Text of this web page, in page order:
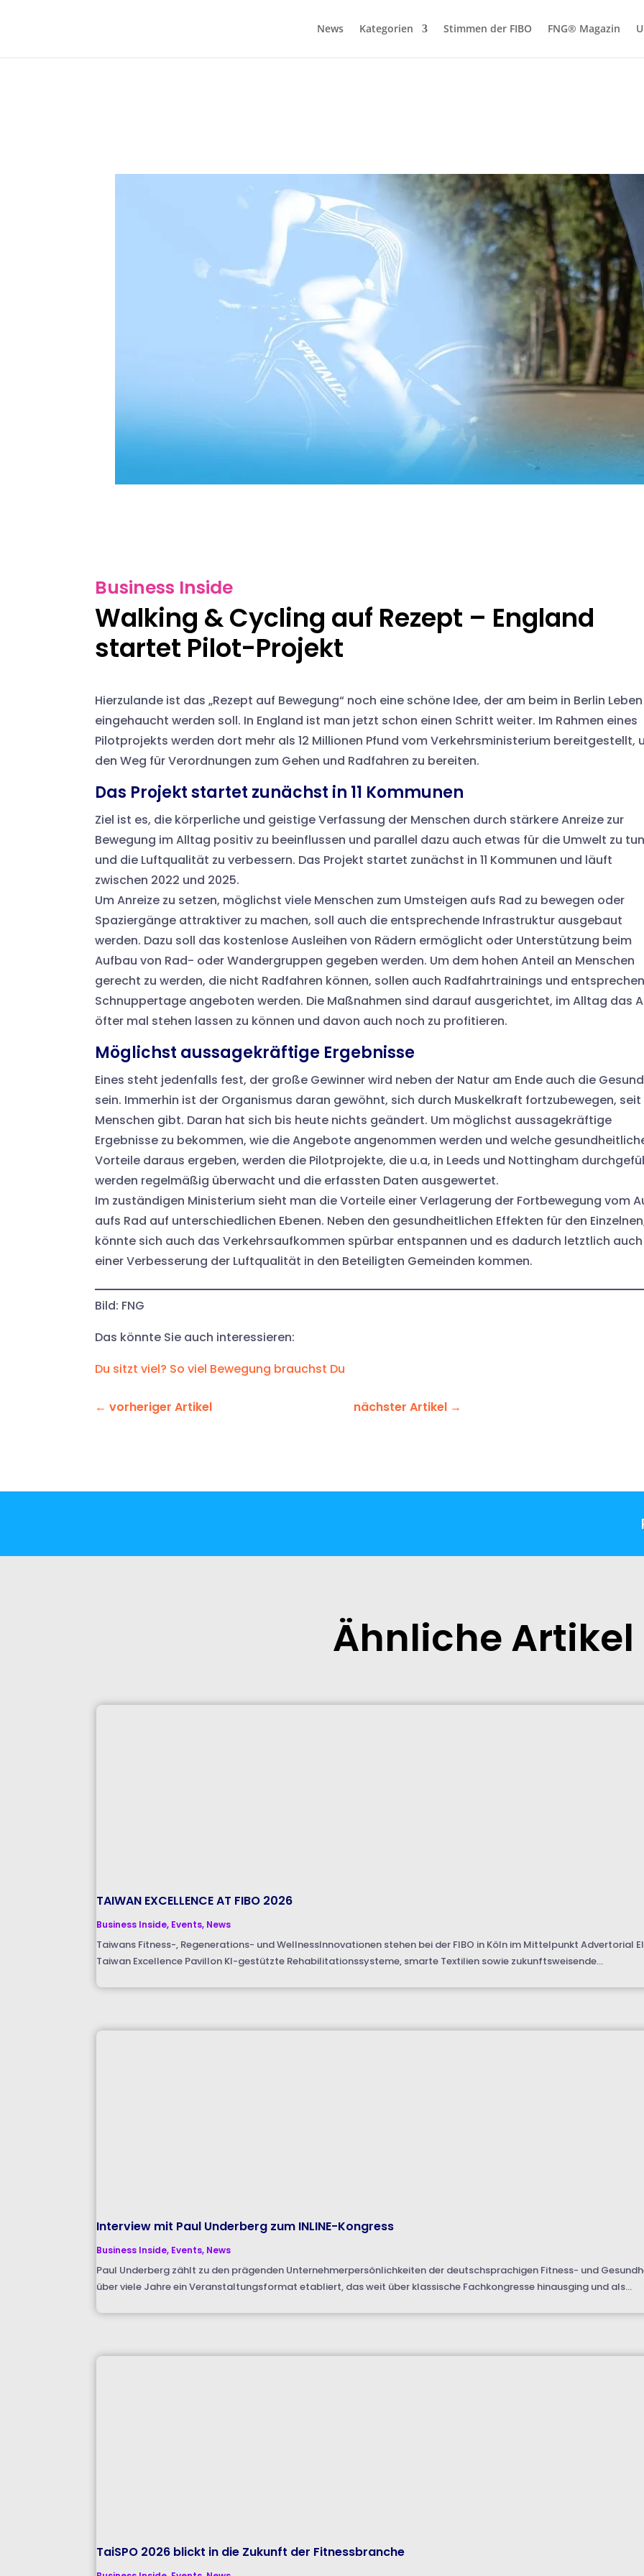
News Kategorien Stimmen der FIBO FNG® Magazin
Business Inside
Walking & Cycling auf Rezept – England
startet Pilot-Projekt
Hierzulande ist das „Rezept auf Bewegung“ noch eine schöne Idee, der am beim in Berlin Leben
eingehaucht werden soll. In England ist man jetzt schon einen Schritt weiter. Im Rahmen eines
Pilotprojekts werden dort mehr als 12 Millionen Pfund vom Verkehrsministerium bereitgestellt,
den Weg für Verordnungen zum Gehen und Radfahren zu bereiten.
Das Projekt startet zunächst in 11 Kommunen
Ziel ist es, die körperliche und geistige Verfassung der Menschen durch stärkere Anreize zur
Bewegung im Alltag positiv zu beeinflussen und parallel dazu auch etwas für die Umwelt zu tun
und die Luftqualität zu verbessern. Das Projekt startet zunächst in 11 Kommunen und läuft
zwischen 2022 und 2025.
Um Anreize zu setzen, möglichst viele Menschen zum Umsteigen aufs Rad zu bewegen oder
Spaziergänge attraktiver zu machen, soll auch die entsprechende Infrastruktur ausgebaut
werden. Dazu soll das kostenlose Ausleihen von Rädern ermöglicht oder Unterstützung beim
Aufbau von Rad- oder Wandergruppen gegeben werden. Um dem hohen Anteil an Menschen
gerecht zu werden, die nicht Radfahren können, sollen auch Radfahrtrainings und
Schnuppertage angeboten werden. Die Maßnahmen sind darauf ausgerichtet, im Alltag das
öfter mal stehen lassen zu können und davon auch noch zu profitieren.
Möglichst aussagekräftige Ergebnisse
Eines steht jedenfalls fest, der große Gewinner wird neben der Natur am Ende auch die
sein. Immerhin ist der Organismus daran gewöhnt, sich durch Muskelkraft fortzubewegen, seit
Menschen gibt. Daran hat sich bis heute nichts geändert. Um möglichst aussagekräftige
Ergebnisse zu bekommen, wie die Angebote angenommen werden und welche
Vorteile daraus ergeben, werden die Pilotprojekte, die u.a, in Leeds und Nottingham
werden regelmäßig überwacht und die erfassten Daten ausgewertet.
Im zuständigen Ministerium sieht man die Vorteile einer Verlagerung der Fortbewegung vom
aufs Rad auf unterschiedlichen Ebenen. Neben den gesundheitlichen Effekten für den
könnte sich auch das Verkehrsaufkommen spürbar entspannen und es dadurch letztlich auch
einer Verbesserung der Luftqualität in den Beteiligten Gemeinden kommen.
Bild: FNG
Das könnte Sie auch interessieren:
Du sitzt viel? So viel Bewegung brauchst Du
← vorheriger Artikel nächster Artikel →
Ähnliche Artikel
TAIWAN EXCELLENCE AT FIBO 2026
Business Inside, Events, News
Taiwans Fitness-, Regenerations- und WellnessInnovationen stehen bei der FIBO in Köln im Mittelpunkt Advertorial
Taiwan Excellence Pavillon KI-gestützte Rehabilitationssysteme, smarte Textilien sowie zukunftsweisende...
Interview mit Paul Underberg zum INLINE-Kongress
Business Inside, Events, News
Paul Underberg zählt zu den prägenden Unternehmerpersönlichkeiten der deutschsprachigen Fitness- und
über viele Jahre ein Veranstaltungsformat etabliert, das weit über klassische Fachkongresse hinausging und als...
TaiSPO 2026 blickt in die Zukunft der Fitnessbranche